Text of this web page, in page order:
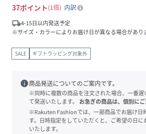
37ポイント 1倍
内訳
local_shipping4-15日以内発送予定
※サイズ・カラーによりお届け日が異なる場合があり
SALE ギフトラッピング対象外
info商品発送についてのご案内です。
※同時に複数の商品を注文された場合、一番遅
て発送いたします。
お急ぎの商品は、個別にご
※Rakuten Fashionでは、一部商品でお届け日
す。日時指定をしていただくと、ご希望の日
いたします。